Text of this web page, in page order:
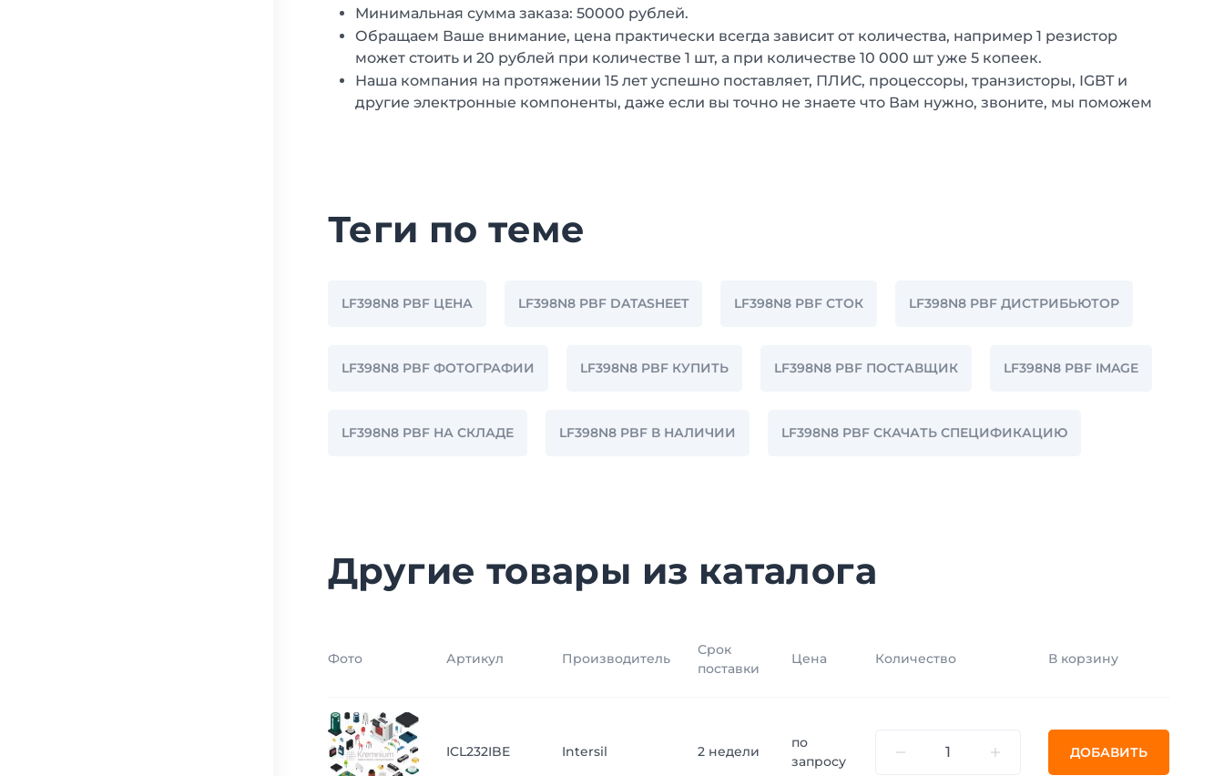
Минимальная сумма заказа: 50000 рублей.
Обращаем Ваше внимание, цена практически всегда зависит от количества, например 1 резистор
может стоить и 20 рублей при количестве 1 шт, а при количестве 10 000 шт уже 5 копеек.
Наша компания на протяжении 15 лет успешно поставляет, ПЛИС, процессоры, транзисторы, IGBT и
другие электронные компоненты, даже если вы точно не знаете что Вам нужно, звоните, мы поможем
Теги по теме
LF398N8 PBF ЦЕНА LF398N8 PBF DATASHEET LF398N8 PBF СТОК LF398N8 PBF ДИСТРИБЬЮТОР
LF398N8 PBF ФОТОГРАФИИ LF398N8 PBF КУПИТЬ LF398N8 PBF ПОСТАВЩИК LF398N8 PBF IMAGE
LF398N8 PBF НА СКЛАДЕ LF398N8 PBF В НАЛИЧИИ LF398N8 PBF СКАЧАТЬ СПЕЦИФИКАЦИЮ
Другие товары из каталога
Фото Артикул Производитель
Срок
поставки
Цена Количество В корзину
ICL232IBE Intersil 2 недели
по
запросу
ДОБАВИТЬ